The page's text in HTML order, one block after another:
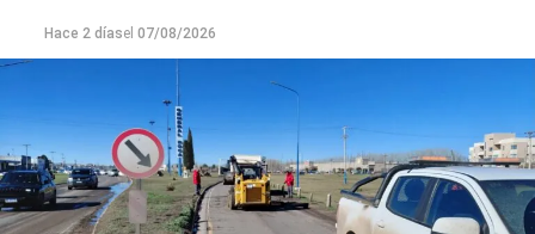
con las condiciones que presenta el río.
Hace 2 díasel 07/08/2026